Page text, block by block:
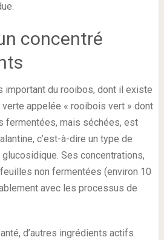
concentré
important du rooibos, dont il existe
appelée « rooibois vert » dont
fermentées, mais séchées, est
c’est-à-dire un type de
Ses concentrations,
non fermentées (environ 10
avec les processus de
d’autres ingrédients actifs